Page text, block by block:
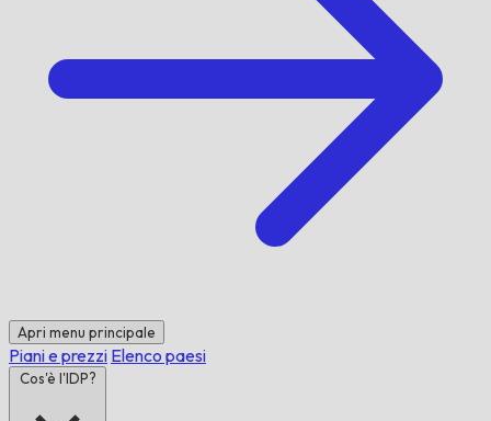
Apri menu principale
Piani e prezzi Elenco paesi
Cos'è l'IDP?